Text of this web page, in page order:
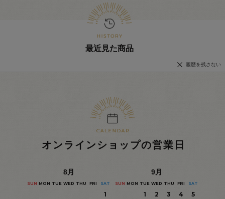
最近見た商品
履歴を残さない
オンラインショップの営業日
8月
SUN MON TUE WED THU FRI SAT
1
9月
SUN MON TUE WED THU FRI SAT
1 2 3 4
5